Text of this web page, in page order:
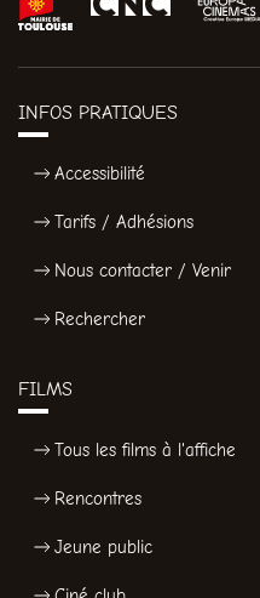
INFOS PRATIQUES
Accessibilité
Tarifs / Adhésions
Nous contacter / Venir
Rechercher
FILMS
Tous les films à l'affiche
Rencontres
Jeune public